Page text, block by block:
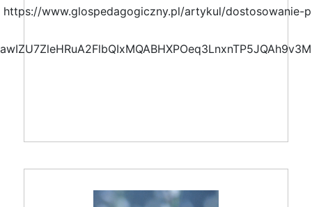
www.glospedagogiczny.pl/artykul/